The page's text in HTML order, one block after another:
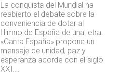
La conquista del Mundial ha
reabierto el debate sobre la
conveniencia de dotar al
Himno de España de una letra.
«Canta España» propone un
mensaje de unidad, paz y
esperanza acorde con el siglo
XXI.…